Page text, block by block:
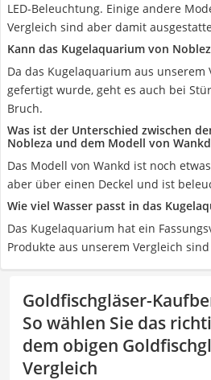
LED-Beleuchtung. Einige andere
Vergleich sind aber damit
Kann das Kugelaquarium von
Da das Kugelaquarium aus unserem
gefertigt wurde, geht es auch bei
Bruch.
Was ist der Unterschied zwischen
Nobleza und dem Modell von
Das Modell von Wankd ist noch
aber über einen Deckel und ist
Wie viel Wasser passt in das
Das Kugelaquarium hat ein
Produkte aus unserem Vergleich
Goldfischgläser-
So wählen Sie das
dem obigen
Vergleich